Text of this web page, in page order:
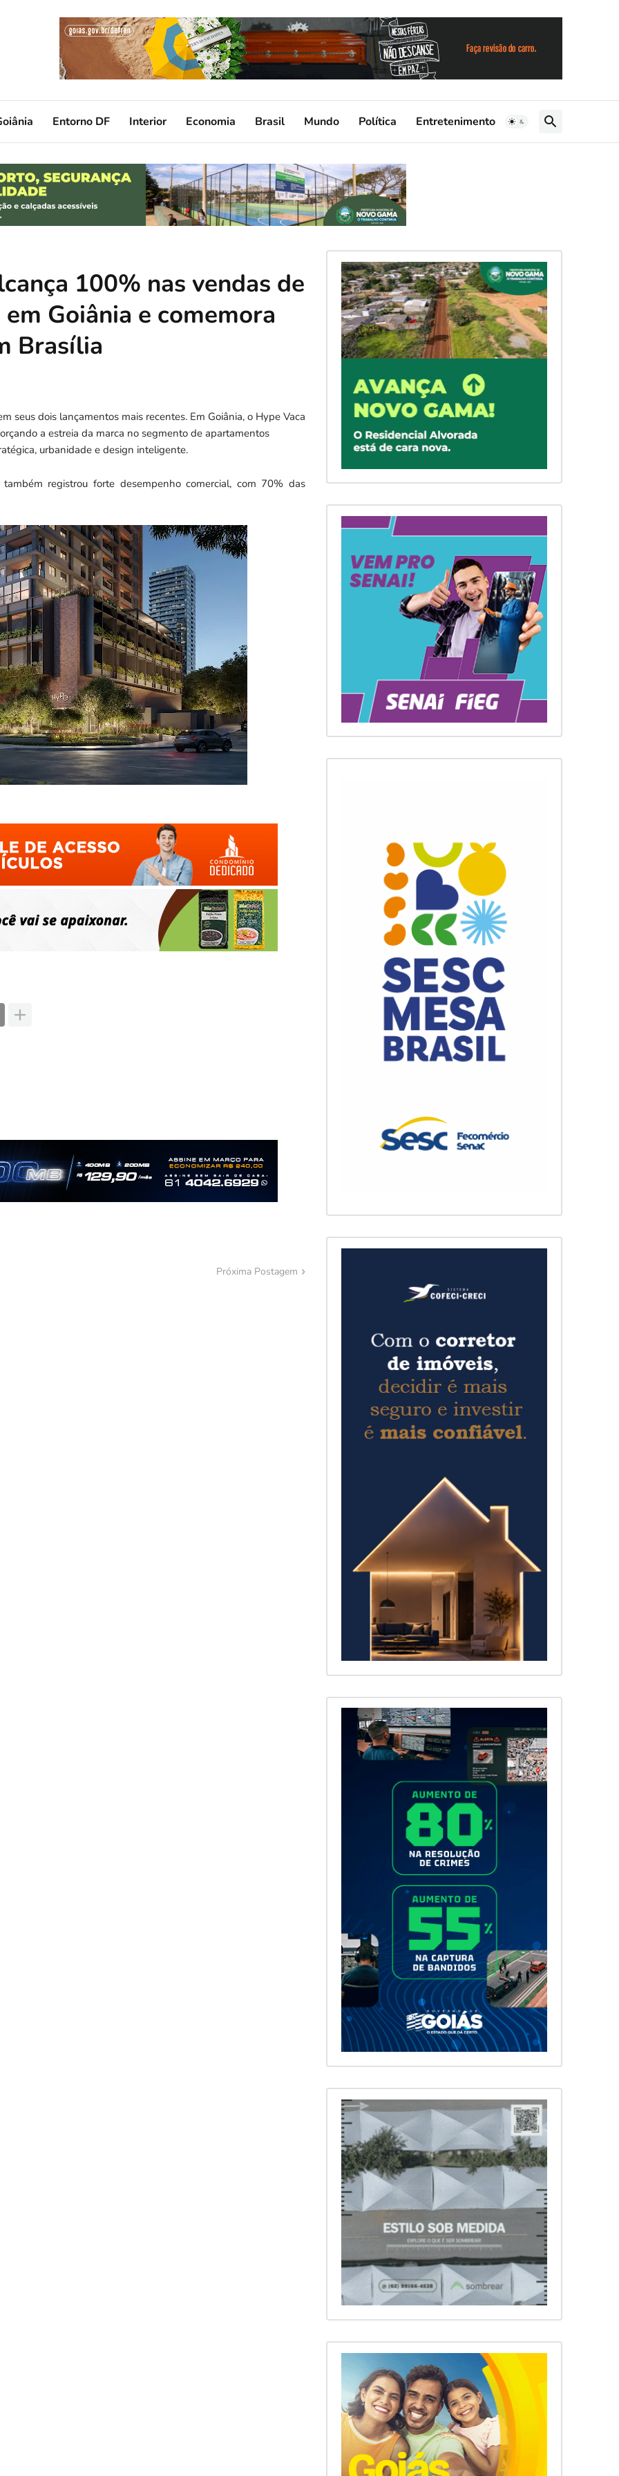
Entorno DF Interior Economia Brasil Mundo Política Entretenimento
100% nas vendas de
Goiânia e comemora
Brasília
seus dois lançamentos mais recentes. Em Goiânia, o Hype Vaca
a estreia da marca no segmento de apartamentos
urbanidade e design inteligente.
registrou forte desempenho comercial, com 70% das
Próxima Postagem